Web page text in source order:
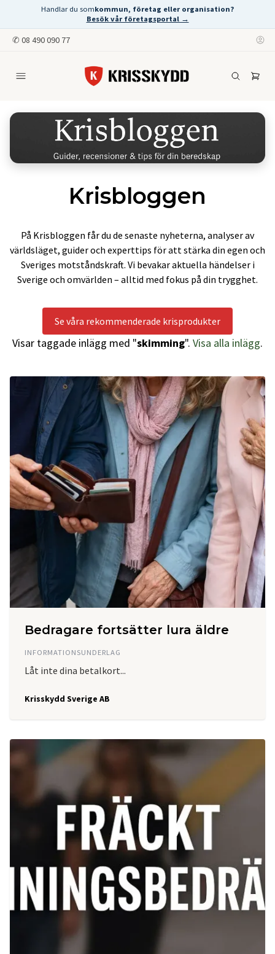
Handlar du somkommun, företag eller organisation?
Besök vår företagsportal →
✆ 08 490 090 77
Krisbloggen
På Krisbloggen får du de senaste nyheterna, analyser av
världsläget, guider och experttips för att stärka din egen och
Sveriges motståndskraft. Vi bevakar aktuella händelser i
Sverige och omvärlden – alltid med fokus på din trygghet.
Se våra rekommenderade krisprodukter
Visar taggade inlägg med "skimming". Visa alla inlägg.
Bedragare fortsätter lura äldre
INFORMATIONSUNDERLAG
Låt inte dina betalkort...
Krisskydd Sverige AB